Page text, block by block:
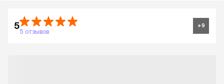
5
5 отзывов
+9